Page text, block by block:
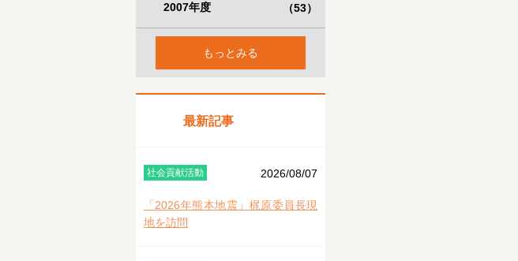
2007年度 （53）
もっとみる
最新記事
社会貢献活動 2026/08/07
「2026年熊本地震」梶原委員長現
地を訪問